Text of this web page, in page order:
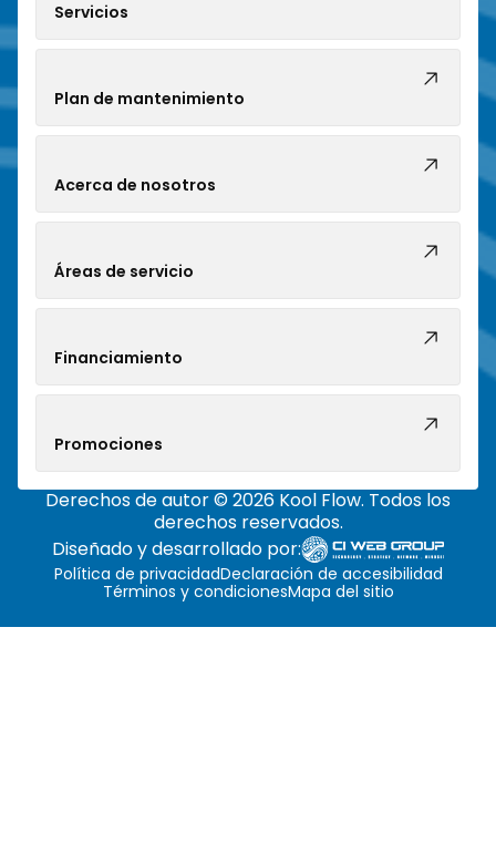
Servicios
Plan de mantenimiento
Acerca de nosotros
Áreas de servicio
Financiamiento
Promociones
Derechos de autor © 2026 Kool Flow. Todos los
derechos reservados.
Diseñado y desarrollado por:
Política de privacidadDeclaración de accesibilidad
Términos y condicionesMapa del sitio